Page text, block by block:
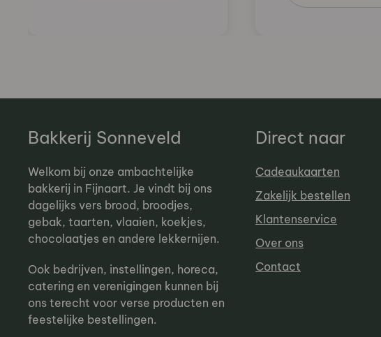
Bakkerij Sonneveld
Welkom bij onze ambachtelijke
bakkerij in Fijnaart. Je vindt bij ons
dagelijks vers brood, broodjes,
gebak, taarten, vlaaien, koekjes,
chocolaatjes en andere lekkernijen.
Ook bedrijven, instellingen, horeca,
catering en verenigingen kunnen bij
ons terecht voor verse producten en
feestelijke bestellingen.
Direct naar
Cadeaukaarten
Zakelijk bestellen
Klantenservice
Over ons
Contact